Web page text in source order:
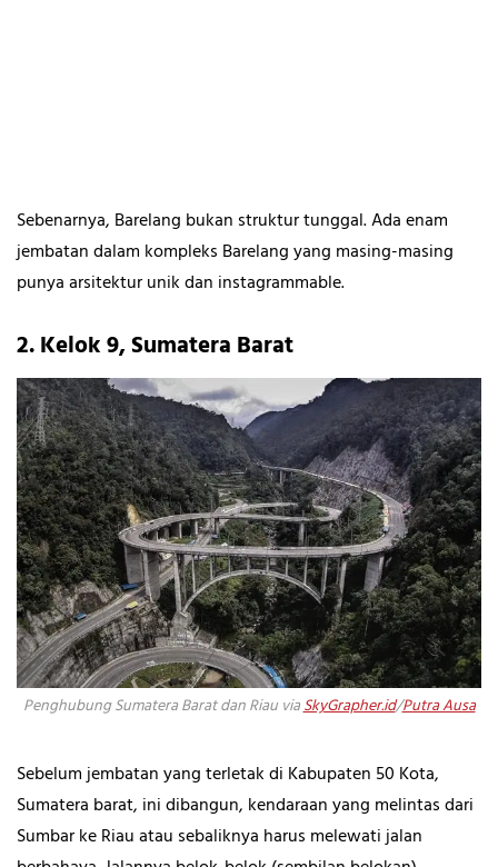
Sebenarnya, Barelang bukan struktur tunggal. Ada enam
jembatan dalam kompleks Barelang yang masing-masing
punya arsitektur unik dan instagrammable.
2. Kelok 9, Sumatera Barat
Penghubung Sumatera Barat dan Riau viaSkyGrapher.id/Putra Ausa
Sebelum jembatan yang terletak di Kabupaten 50 Kota,
Sumatera barat, ini dibangun, kendaraan yang melintas dari
Sumbar ke Riau atau sebaliknya harus melewati jalan